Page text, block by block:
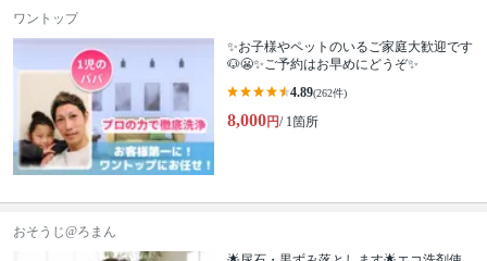
ワントップ
✨お子様やペットのいるご家庭大歓迎です
🐶😬✨ご予約はお早めにどうぞ✨
4.89(262件)
8,000円/ 1箇所
おそうじ@ろまん